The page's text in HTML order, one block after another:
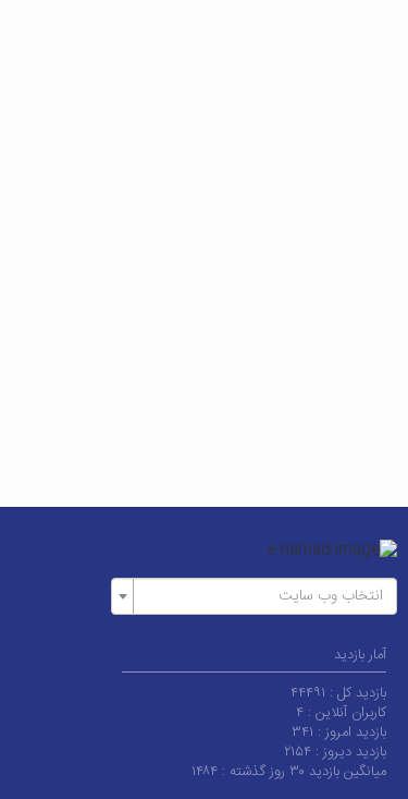
انتخاب وب سایت
آمار بازدید
بازدید کل : ۴۴۴۹۱
کاربران آنلاین : ۴
بازدید امروز : ۳۴۱
بازدید دیروز : ۲۱۵۴
میانگین بازدید ۳۰ روز گذشته :
۱۴۸۴